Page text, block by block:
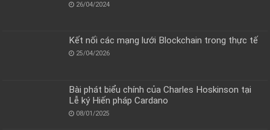
26/04/2024
Kết nối các mạng lưới Blockchain trong thực tế
25/04/2026
Bài phát biểu chính của Charles Hoskinson tại
Lễ ký Hiến pháp Cardano
08/01/2025